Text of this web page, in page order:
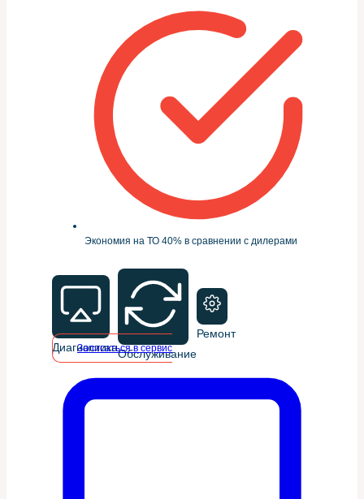
Экономия на ТО 40% в сравнении с дилерами
ДиагностикаОбслуживание
Ремонт
Записаться в сервис